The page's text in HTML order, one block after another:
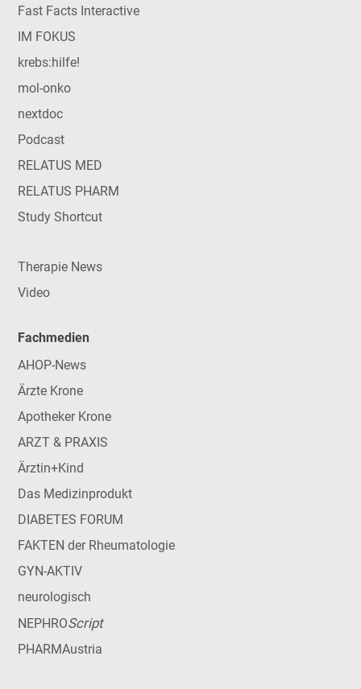
Fast Facts Interactive
IM FOKUS
krebs:hilfe!
mol-onko
nextdoc
Podcast
RELATUS MED
RELATUS PHARM
Study Shortcut
Therapie News
Video
Fachmedien
AHOP-News
Ärzte Krone
Apotheker Krone
ARZT & PRAXIS
Ärztin+Kind
Das Medizinprodukt
DIABETES FORUM
FAKTEN der Rheumatologie
GYN-AKTIV
neurologisch
NEPHROScript
PHARMAustria